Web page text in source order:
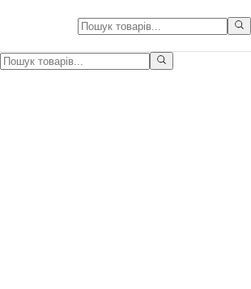
Костюми та піджаки в
Костюми та піджаки в Україні на Npati.